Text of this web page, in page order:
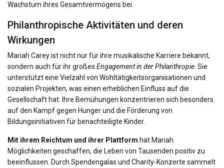
Wachstum ihres Gesamtvermögens bei.
Philanthropische Aktivitäten und deren
Wirkungen
Mariah Carey ist nicht nur für ihre musikalische Karriere bekannt,
sondern auch für ihr großes Engagement in der Philanthropie . Sie
unterstützt eine Vielzahl von Wohltätigkeitsorganisationen und
sozialen Projekten, was einen erheblichen Einfluss auf die
Gesellschaft hat. Ihre Bemühungen konzentrieren sich besonders
auf den Kampf gegen Hunger und die Förderung von
Bildungsinitiativen für benachteiligte Kinder.
Mit ihrem Reichtum und ihrer Plattform hat Mariah
Möglichkeiten geschaffen, die Leben von Tausenden positiv zu
beeinflussen. Durch Spendengalas und Charity-Konzerte sammelt